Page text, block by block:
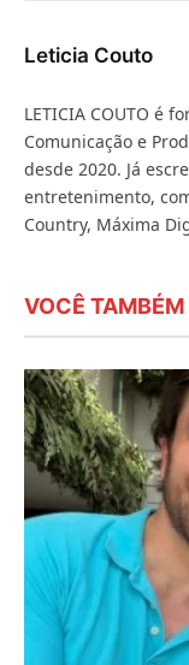
Leticia Couto
LETICIA COUTO é
Comunicação e
desde 2020. Já
entretenimento,
Country, Máxima
VOCÊ